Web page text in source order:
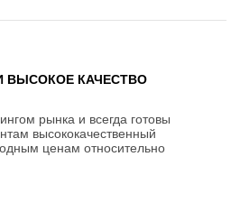
ВЫСОКОЕ КАЧЕСТВО
рынка и всегда готовы
высококачественный
ценам относительно